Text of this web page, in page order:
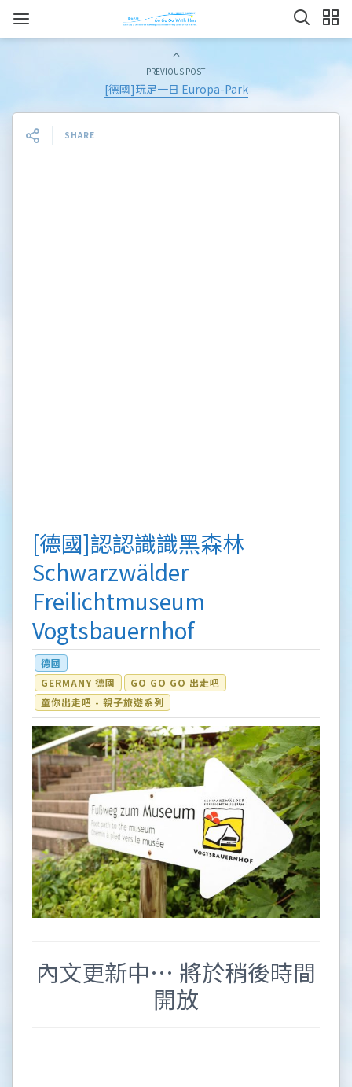
PREVIOUS POST
[德國]玩足一日 Europa-Park
SHARE
[德國]認認識識黑森林
Schwarzwälder
Freilichtmuseum
Vogtsbauernhof
德國
GERMANY 德國
GO GO GO 出走吧
童你出走吧 - 親子旅遊系列
內文更新中… 將於稍後時間
開放